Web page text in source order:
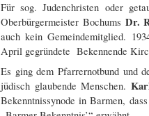
Für sog. Judenchristen oder
Oberbürgermeister Bochums Dr.
auch kein Gemeindemitglied.
April gegründete Bekennende
Es ging dem Pfarrernotbund und
jüdisch glaubende Menschen.
Bekenntnissynode in Barmen,